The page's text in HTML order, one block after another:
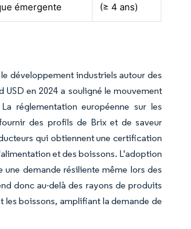
émergente
(≥ 4 ans)
développement industriels autour des
en 2024 a souligné le mouvement
réglementation européenne sur les
des profils de Brix et de saveur
qui obtiennent une certification
et des boissons. L'adoption
une demande résiliente même lors des
donc au-delà des rayons de produits
les boissons, amplifiant la demande de